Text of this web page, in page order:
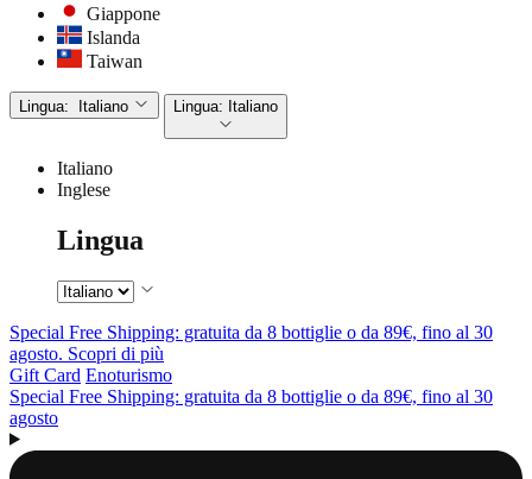
Giappone
Islanda
Taiwan
Lingua: Italiano Lingua: Italiano
Italiano
Inglese
Lingua
Special Free Shipping: gratuita da 8 bottiglie o da 89€, fino al 30
agosto. Scopri di più
Gift Card Enoturismo
Special Free Shipping: gratuita da 8 bottiglie o da 89€, fino al 30
agosto